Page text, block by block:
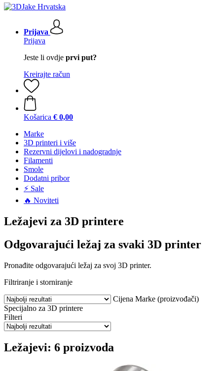
Prijava
Prijava
Jeste li ovdje prvi put?
Kreirajte račun
Košarica € 0,00
Marke
3D printeri i više
Rezervni dijelovi i nadogradnje
Filamenti
Smole
Dodatni pribor
⚡ Sale
🔥 Noviteti
Ležajevi za 3D printere
Odgovarajući ležaj za svaki 3D printer
Pronađite odgovarajući ležaj za svoj 3D printer.
Filtriranje i storniranje
Cijena Marke (proizvođači)
Specijalno za 3D printere
Filteri
Ležajevi: 6 proizvoda